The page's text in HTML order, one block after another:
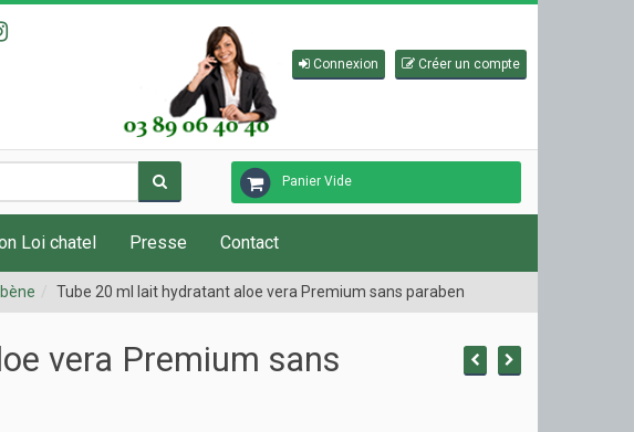
Connexion Créer un compte
Panier Vide
Loi chatel Presse Contact
Tube 20 ml lait hydratant aloe vera Premium sans paraben
vera Premium sans